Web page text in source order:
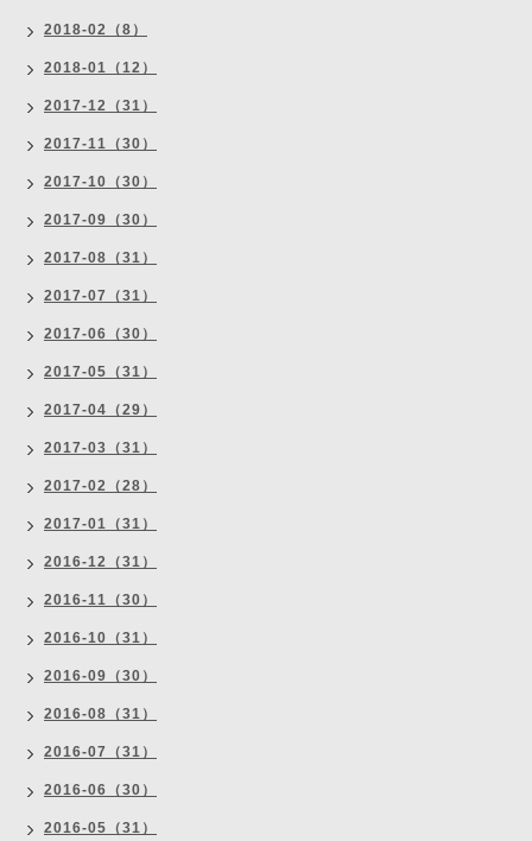
2018-02（8）
2018-01（12）
2017-12（31）
2017-11（30）
2017-10（30）
2017-09（30）
2017-08（31）
2017-07（31）
2017-06（30）
2017-05（31）
2017-04（29）
2017-03（31）
2017-02（28）
2017-01（31）
2016-12（31）
2016-11（30）
2016-10（31）
2016-09（30）
2016-08（31）
2016-07（31）
2016-06（30）
2016-05（31）